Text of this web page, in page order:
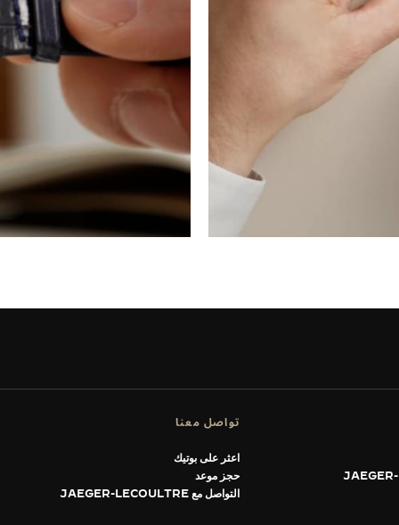
تواصل معنا
اعثر على بوتيك
حجز موعد
التواصل مع JAEGER-LECOULTRE